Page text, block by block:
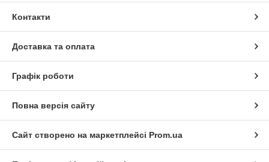
Контакти
Доставка та оплата
Графік роботи
Повна версія сайту
Сайт створено на маркетплейсі Prom.ua